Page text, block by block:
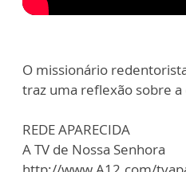
O missionário
traz uma reflexão sobre a
REDE APARECIDA
A TV de Nossa Senhora